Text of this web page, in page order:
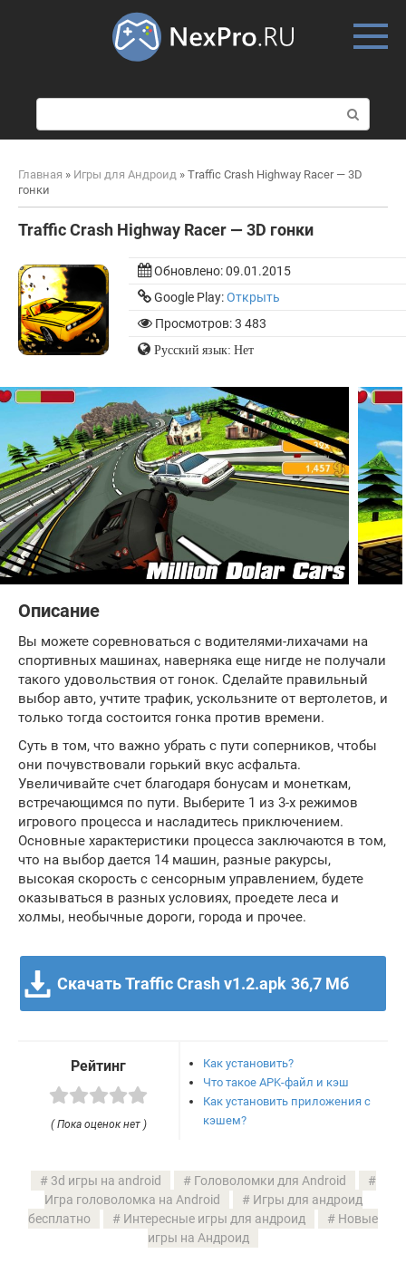
о
и
к
Главная » Игры для Андроид » Traffic Crash Highway Racer — 3D
гонки
Traffic Crash Highway Racer — 3D гонки
Обновлено:09.01.2015
Google Play:Открыть
Просмотров: 3 483
Русский язык: Нет
Описание
Вы можете соревноваться с водителями-лихачами на
спортивных машинах, наверняка еще нигде не получали
такого удовольствия от гонок. Сделайте правильный
выбор авто, учтите трафик, ускользните от вертолетов, и
только тогда состоится гонка против времени.
Суть в том, что важно убрать с пути соперников, чтобы
они почувствовали горький вкус асфальта.
Увеличивайте счет благодаря бонусам и монеткам,
встречающимся по пути. Выберите 1 из 3-х режимов
игрового процесса и насладитесь приключением.
Основные характеристики процесса заключаются в том,
что на выбор дается 14 машин, разные ракурсы,
высокая скорость с сенсорным управлением, будете
оказываться в разных условиях, проедете леса и
холмы, необычные дороги, города и прочее.
Скачать Traffic Crash v1.2.apk 36,7 Мб
Рейтинг
( Пока оценок нет )
Как установить?
Что такое APK-файл и кэш
Как установить приложения с
кэшем?
3d игры на android
Головоломки для Android
Игра головоломка на Android
Игры для андроид
бесплатно
Интересные игры для андроид
Новые
игры на Андроид